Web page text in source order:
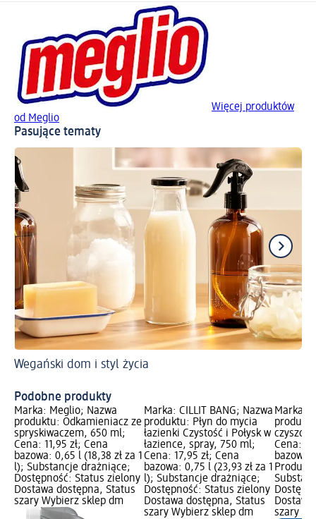
Więcej produktów
od Meglio
Pasujące tematy
Wegański dom i styl życia
Podobne produkty
Marka: Meglio; Nazwa
produktu: Odkamieniacz ze
spryskiwaczem, 650 ml;
Cena: 11,95 zł; Cena
bazowa: 0,65 l (18,38 zł za 1
l); Substancje drażniące;
Dostępność: Status zielony
Dostawa dostępna, Status
szary Wybierz sklep dm
Marka: CILLIT BANG; Nazwa
produktu: Płyn do mycia
łazienki Czystość i Połysk w
łazience, spray, 750 ml;
Cena: 17,95 zł; Cena
bazowa: 0,75 l (23,93 zł za 1
l); Substancje drażniące;
Dostępność: Status zielony
Dostawa dostępna, Status
szary Wybierz sklep dm
Marka:
Cena:
bazowa:
Produkt
szary